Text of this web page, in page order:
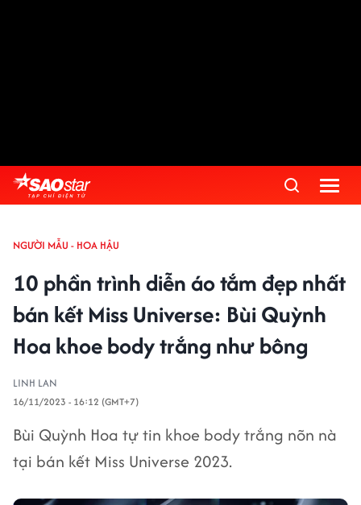
NGƯỜI MẪU - HOA HẬU
10 phần trình diễn áo tắm đẹp nhất
bán kết Miss Universe: Bùi Quỳnh
Hoa khoe body trắng như bông
LINH LAN
16/11/2023 - 16:12 (GMT+7)
Bùi Quỳnh Hoa tự tin khoe body trắng nõn nà
tại bán kết Miss Universe 2023.